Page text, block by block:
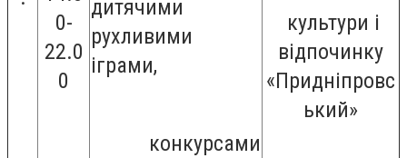
0-
22.0
0
дитячими
рухливими
іграми,
конкурсами
культури і
відпочинку
«Придніпровс
ький»